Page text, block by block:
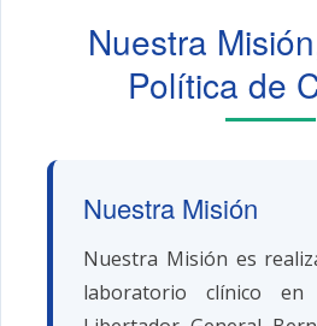
Nuestra
Política de
Nuestra Misión
Nuestra Misión es
laboratorio clínico